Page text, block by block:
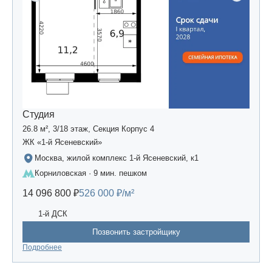
Студия
26.8 м², 3/18 этаж, Секция Корпус 4
ЖК «1-й Ясеневский»
Москва, жилой комплекс 1-й Ясеневский, к1
Корниловская · 9 мин. пешком
14 096 800 ₽526 000 ₽/м²
1-й ДСК
Позвонить застройщику
Подробнее